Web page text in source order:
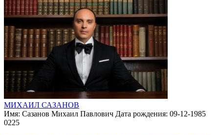
МИХАИЛ САЗАНОВ
Имя: Сазанов Михаил Павлович Дата рождения: 09-12-1985
0225